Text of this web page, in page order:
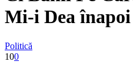
Mi-i Dea înapoi
Politică
100